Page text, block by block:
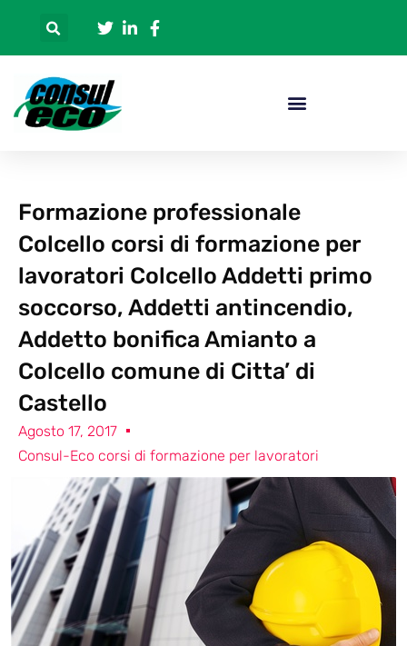
Formazione professionale
Colcello corsi di formazione per
lavoratori Colcello Addetti primo
soccorso, Addetti antincendio,
Addetto bonifica Amianto a
Colcello comune di Citta’ di
Castello
Agosto 17, 2017
Consul-Eco corsi di formazione per lavoratori